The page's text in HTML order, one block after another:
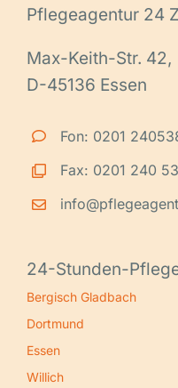
Pflegeagentur 24
Max-Keith-Str. 42,
D-45136 Essen
Fon: 0201
Fax: 0201 240
24-Stunden-
Bergisch Gladbach
Dortmund
Essen
Willich